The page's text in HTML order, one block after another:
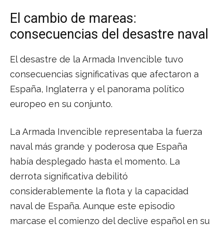
El cambio de mareas:
consecuencias del desastre naval
El desastre de la Armada Invencible tuvo
consecuencias significativas que afectaron a
España, Inglaterra y el panorama político
europeo en su conjunto.
La Armada Invencible representaba la fuerza
naval más grande y poderosa que España
había desplegado hasta el momento. La
derrota significativa debilitó
considerablemente la flota y la capacidad
naval de España. Aunque este episodio
marcase el comienzo del declive español en su